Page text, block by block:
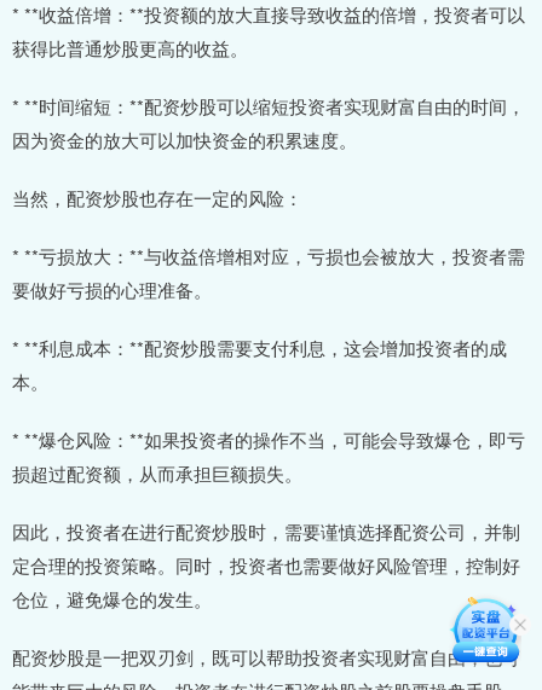
* **收益倍增：**投资额的放大直接导致收益的倍增，投资者可以
获得比普通炒股更高的收益。
* **时间缩短：**配资炒股可以缩短投资者实现财富自由的时间，
因为资金的放大可以加快资金的积累速度。
当然，配资炒股也存在一定的风险：
* **亏损放大：**与收益倍增相对应，亏损也会被放大，投资者需
要做好亏损的心理准备。
* **利息成本：**配资炒股需要支付利息，这会增加投资者的成
本。
* **爆仓风险：**如果投资者的操作不当，可能会导致爆仓，即亏
损超过配资额，从而承担巨额损失。
因此，投资者在进行配资炒股时，需要谨慎选择配资公司，并制
定合理的投资策略。同时，投资者也需要做好风险管理，控制好
仓位，避免爆仓的发生。
配资炒股是一把双刃剑，既可以帮助投资者实现财富自由，也可